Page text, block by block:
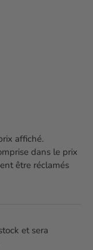
affiché.
dans le prix
être réclamés
et sera